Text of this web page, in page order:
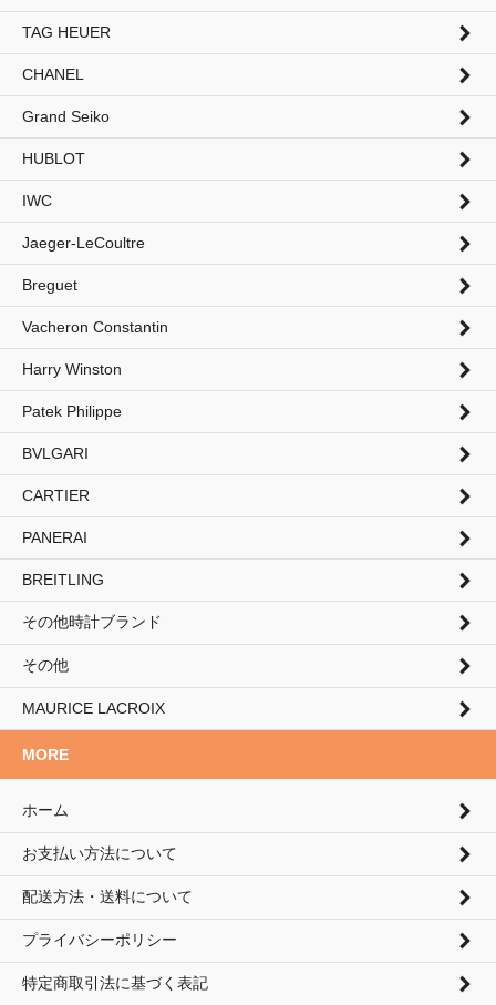
TAG HEUER
CHANEL
Grand Seiko
HUBLOT
IWC
Jaeger-LeCoultre
Breguet
Vacheron Constantin
Harry Winston
Patek Philippe
BVLGARI
CARTIER
PANERAI
BREITLING
その他時計ブランド
その他
MAURICE LACROIX
MORE
ホーム
お支払い方法について
配送方法・送料について
プライバシーポリシー
特定商取引法に基づく表記